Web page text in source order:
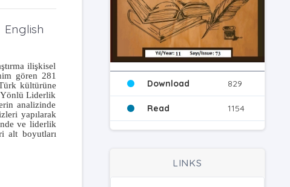
English
ilişkisel
gören 281
kültürüne
Liderlik
analizinde
yapılarak
ve liderlik
alt boyutları
Download 829
Read 1154
LINKS